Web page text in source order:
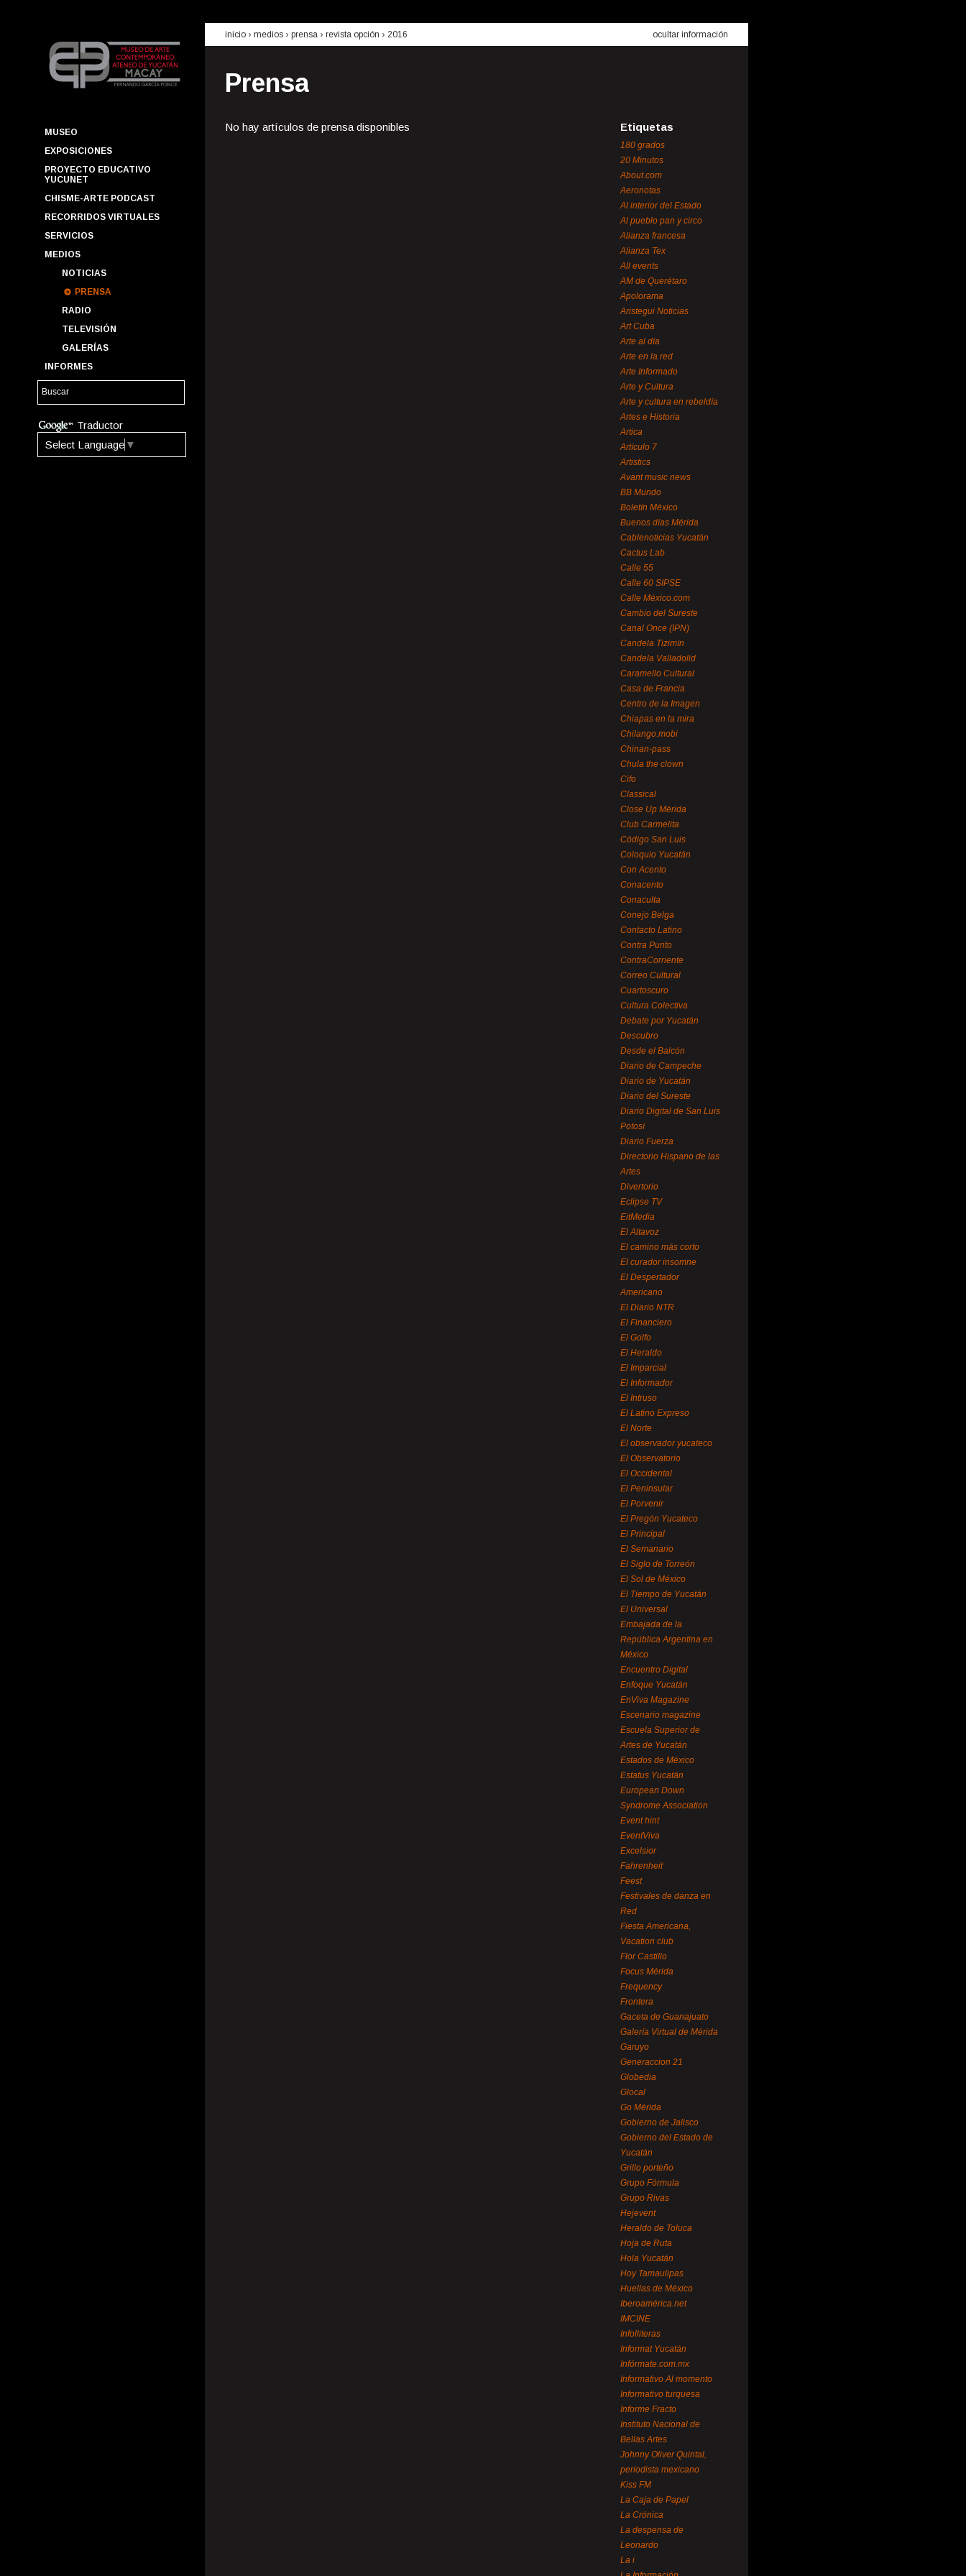
MUSEO
EXPOSICIONES
PROYECTO EDUCATIVO
YUCUNET
CHISME-ARTE PODCAST
RECORRIDOS VIRTUALES
SERVICIOS
MEDIOS
NOTICIAS
PRENSA
RADIO
TELEVISIÓN
GALERÍAS
INFORMES
Traductor
Select Language ▼
inicio › medios › prensa › revista opción › 2016 ocultar información
Prensa
No hay artículos de prensa disponibles Etiquetas
180 grados
20 Minutos
About.com
Aeronotas
Al interior del Estado
Al pueblo pan y circo
Alianza francesa
Alianza Tex
All events
AM de Querétaro
Apolorama
Aristegui Noticias
Art Cuba
Arte al día
Arte en la red
Arte Informado
Arte y Cultura
Arte y cultura en rebeldía
Artes e Historia
Artica
Artículo 7
Artistics
Avant music news
BB Mundo
Boletín México
Buenos días Mérida
Cablenoticias Yucatán
Cactus Lab
Calle 55
Calle 60 SIPSE
Calle México.com
Cambio del Sureste
Canal Once (IPN)
Candela Tizimín
Candela Valladolid
Caramello Cultural
Casa de Francia
Centro de la Imagen
Chiapas en la mira
Chilango.mobi
Chinan-pass
Chula the clown
Cifo
Classical
Close Up Mérida
Club Carmelita
Código San Luis
Coloquio Yucatán
Con Acento
Conacento
Conaculta
Conejo Belga
Contacto Latino
Contra Punto
ContraCorriente
Correo Cultural
Cuartoscuro
Cultura Colectiva
Debate por Yucatán
Descubro
Desde el Balcón
Diario de Campeche
Diario de Yucatán
Diario del Sureste
Diario Digital de San Luis
Potosí
Diario Fuerza
Directorio Hispano de las
Artes
Divertorio
Eclipse TV
EitMedia
El Altavoz
El camino más corto
El curador insomne
El Despertador
Americano
El Diario NTR
El Financiero
El Golfo
El Heraldo
El Imparcial
El Informador
El Intruso
El Latino Expreso
El Norte
El observador yucateco
El Observatorio
El Occidental
El Peninsular
El Porvenir
El Pregón Yucateco
El Principal
El Semanario
El Siglo de Torreón
El Sol de México
El Tiempo de Yucatán
El Universal
Embajada de la
República Argentina en
México
Encuentro Digital
Enfoque Yucatán
EnViva Magazine
Escenario magazine
Escuela Superior de
Artes de Yucatán
Estados de México
Estatus Yucatán
European Down
Syndrome Association
Event hint
EventViva
Excelsior
Fahrenheit
Feest
Festivales de danza en
Red
Fiesta Americana,
Vacation club
Flor Castillo
Focus Mérida
Frequency
Frontera
Gaceta de Guanajuato
Galería Virtual de Mérida
Garuyo
Generaccion 21
Globedia
Glocal
Go Mérida
Gobierno de Jalisco
Gobierno del Estado de
Yucatán
Grillo porteño
Grupo Fórmula
Grupo Rivas
Hejevent
Heraldo de Toluca
Hoja de Ruta
Hola Yucatán
Hoy Tamaulipas
Huellas de México
Iberoamérica.net
IMCINE
Infolliteras
Informat Yucatán
Infórmate.com.mx
Informativo Al momento
Informativo turquesa
Informe Fracto
Instituto Nacional de
Bellas Artes
Johnny Oliver Quintal,
periodista mexicano
Kiss FM
La Caja de Papel
La Crónica
La despensa de
Leonardo
La i